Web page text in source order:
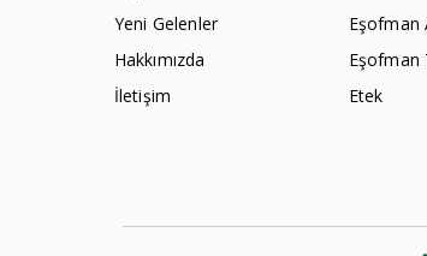
Yeni Gelenler
Hakkımızda
İletişim
Eşofman
Eşofman
Etek